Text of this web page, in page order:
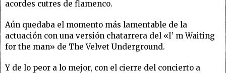
acordes cutres de flamenco.
Aún quedaba el momento más lamentable de la
actuación con una versión chatarrera del «I’ m Waiting
for the man» de The Velvet Underground.
Y de lo peor a lo mejor, con el cierre del concierto a